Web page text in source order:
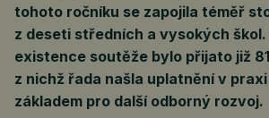
tohoto ročníku se zapojila téměř
z deseti středních a vysokých škol.
existence soutěže bylo přijato již
z nichž řada našla uplatnění v
základem pro další odborný rozvoj.